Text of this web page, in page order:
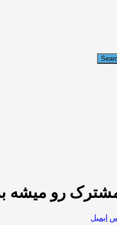
رو میشه
ایمیل